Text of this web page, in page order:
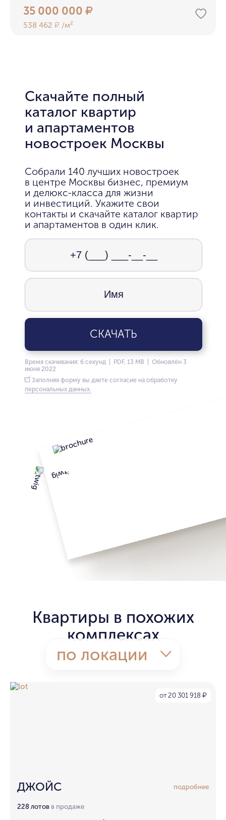
35 000 000₽
538 462₽ /м²
Скачайте полный
каталог квартир
и апартаментов
новостроек Москвы
Собрали 140 лучших новостроек
в центре Москвы бизнес, премиум
и делюкс-класса для жизни
и инвестиций. Укажите свои
контакты и скачайте каталог квартир
и апартаментов в один клик.
СКАЧАТЬ
Время скачивания: 6 секунд | PDF, 13 MB | Обновлён 3
июня 2022
Заполняя форму вы даете согласие на обработку
персональных данных.
Квартиры в похожих
комплексах
по локации
от 20 301 918 ₽
ДЖОЙС подробнее
228 лотов в продаже